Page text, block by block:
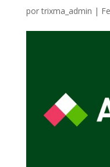
portrixma_admin |